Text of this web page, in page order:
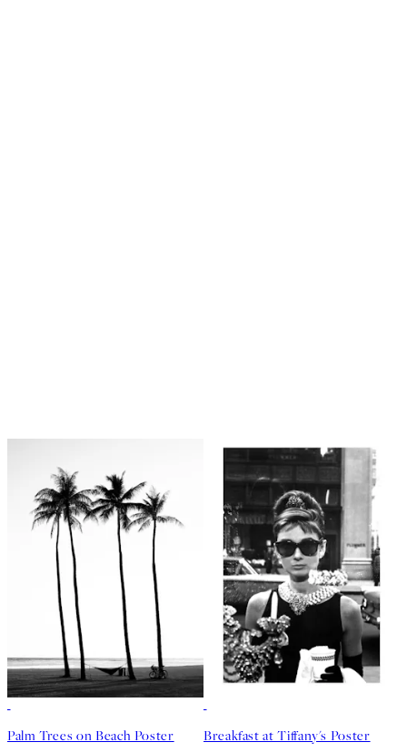
Palm Trees on Beach Poster Breakfast at Tiffany's Poster